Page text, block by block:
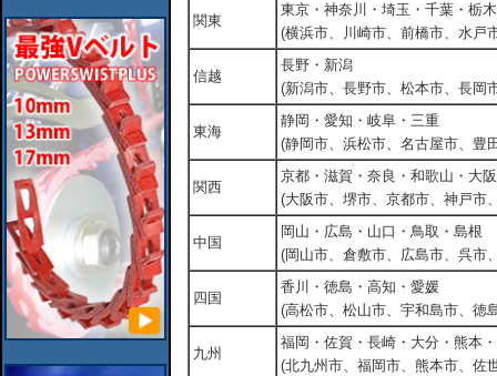
関東
東京・神奈川・埼玉・千葉・栃
(横浜市、川崎市、前橋市、水戸
信越
長野・新潟
(新潟市、長野市、松本市、長岡
東海
静岡・愛知・岐阜・三重
(静岡市、浜松市、名古屋市、豊
関西
京都・滋賀・奈良・和歌山・大
(大阪市、堺市、京都市、神戸市
中国
岡山・広島・山口・鳥取・島根
(岡山市、倉敷市、広島市、呉市
四国
香川・徳島・高知・愛媛
(高松市、松山市、宇和島市、徳
九州
福岡・佐賀・長崎・大分・熊本
(北九州市、福岡市、熊本市、佐